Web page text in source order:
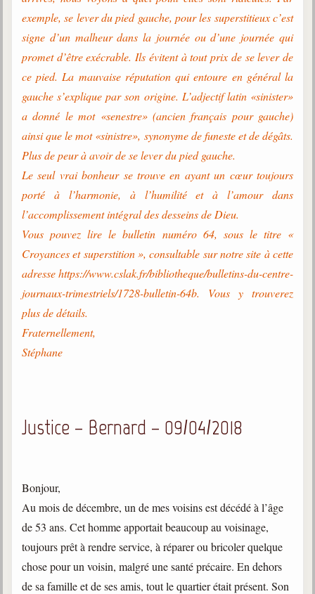
exemple, se lever du pied gauche, pour les superstitieux c’est
signe d’un malheur dans la journée ou d’une journée qui
promet d’être exécrable. Ils évitent à tout prix de se lever de
ce pied. La mauvaise réputation qui entoure en général la
gauche s’explique par son origine. L’adjectif latin «sinister»
a donné le mot «senestre» (ancien français pour gauche)
ainsi que le mot «sinistre», synonyme de funeste et de dégâts.
Plus de peur à avoir de se lever du pied gauche.
Le seul vrai bonheur se trouve en ayant un cœur toujours
porté à l’harmonie, à l’humilité et à l’amour dans
l’accomplissement intégral des desseins de Dieu.
Vous pouvez lire le bulletin numéro 64, sous le titre «
Croyances et superstition », consultable sur notre site à cette
adresse https://www.cslak.fr/bibliotheque/bulletins-du-centre-
journaux-trimestriels/1728-bulletin-64b. Vous y trouverez
plus de détails.
Fraternellement,
Stéphane
Justice – Bernard – 09/04/2018
Bonjour,
Au mois de décembre, un de mes voisins est décédé à l’âge
de 53 ans. Cet homme apportait beaucoup au voisinage,
toujours prêt à rendre service, à réparer ou bricoler quelque
chose pour un voisin, malgré une santé précaire. En dehors
de sa famille et de ses amis, tout le quartier était présent. Son